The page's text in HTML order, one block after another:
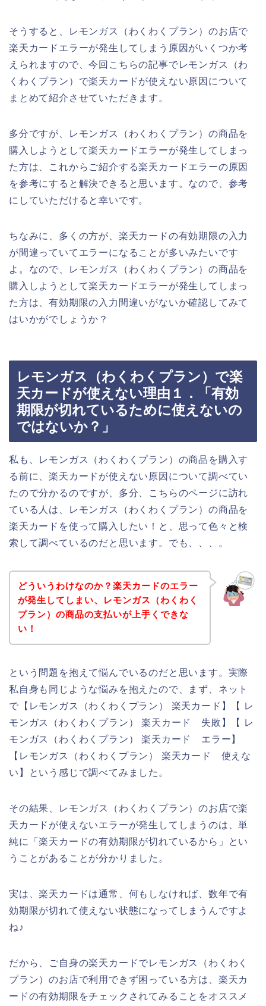
そうすると、レモンガス（わくわくプラン）のお店で
楽天カードエラーが発生してしまう原因がいくつか考
えられますので、今回こちらの記事でレモンガス（わ
くわくプラン）で楽天カードが使えない原因について
まとめて紹介させていただきます。
多分ですが、レモンガス（わくわくプラン）の商品を
購入しようとして楽天カードエラーが発生してしまっ
た方は、これからご紹介する楽天カードエラーの原因
を参考にすると解決できると思います。なので、参考
にしていただけると幸いです。
ちなみに、多くの方が、楽天カードの有効期限の入力
が間違っていてエラーになることが多いみたいです
よ。なので、レモンガス（わくわくプラン）の商品を
購入しようとして楽天カードエラーが発生してしまっ
た方は、有効期限の入力間違いがないか確認してみて
はいかがでしょうか？
レモンガス（わくわくプラン）で楽
天カードが使えない理由１．「有効
期限が切れているために使えないの
ではないか？」
私も、レモンガス（わくわくプラン）の商品を購入す
る前に、楽天カードが使えない原因について調べてい
たので分かるのですが、多分、こちらのページに訪れ
ている人は、レモンガス（わくわくプラン）の商品を
楽天カードを使って購入したい！と、思って色々と検
索して調べているのだと思います。でも、、、。
どういうわけなのか？楽天カードのエラー
が発生してしまい、レモンガス（わくわく
プラン）の商品の支払いが上手くできな
い！
という問題を抱えて悩んでいるのだと思います。実際
私自身も同じような悩みを抱えたので、まず、ネット
で【レモンガス（わくわくプラン） 楽天カード】【 レ
モンガス（わくわくプラン） 楽天カード 失敗】【 レ
モンガス（わくわくプラン） 楽天カード エラー】
【レモンガス（わくわくプラン） 楽天カード 使えな
い】という感じで調べてみました。
その結果、レモンガス（わくわくプラン）のお店で楽
天カードが使えないエラーが発生してしまうのは、単
純に「楽天カードの有効期限が切れているから」とい
うことがあることが分かりました。
実は、楽天カードは通常、何もしなければ、数年で有
効期限が切れて使えない状態になってしまうんですよ
ね♪
だから、ご自身の楽天カードでレモンガス（わくわく
プラン）のお店で利用できず困っている方は、楽天カ
ードの有効期限をチェックされてみることをオススメ